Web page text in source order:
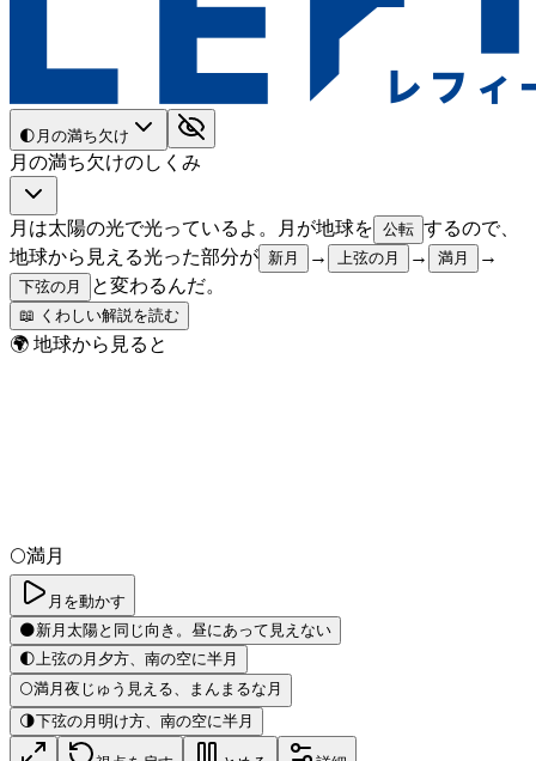
🌓 月の満ち欠け
月の満ち欠けのしくみ
月は太陽の光で光っているよ。月が地球を 公転 するので、
地球から見える光った部分が 新月 → 上弦の月 → 満月 →
下弦の月 と変わるんだ。
📖 くわしい解説を読む
🌍 地球から見ると
🌕満月
月を動かす
🌑新月 太陽と同じ向き。昼にあって見えない
🌓上弦の月 夕方、南の空に半月
🌕満月 夜じゅう見える、まんまるな月
🌗下弦の月 明け方、南の空に半月